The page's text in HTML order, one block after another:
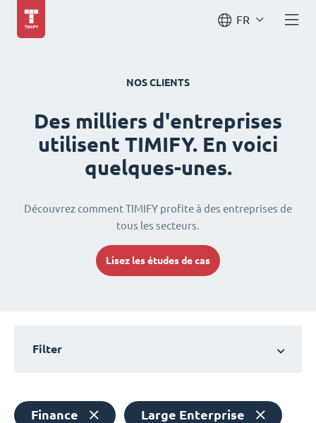
FR
NOS CLIENTS
Des milliers d'entreprises
utilisent TIMIFY. En voici
quelques-unes.
Découvrez comment TIMIFY profite à des entreprises de
tous les secteurs.
Lisez les études de cas
Filter
Finance Large Enterprise